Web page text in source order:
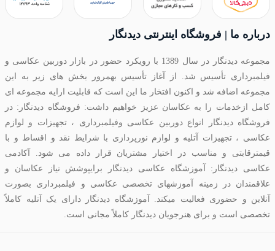
درباره ما | فروشگاه اینترنتی دیدنگار
مجموعه دیدنگار در سال 1389 با رویکرد حضور در بازار دوربین عکاسی و
فیلمبرداری تأسیس شد. از آغاز تأسیس بهمرور بخش های زیر به این
مجموعه اضافه شد و اکنون افتخار ما این است که قابلیت ارایه مجموعه ای
کامل ازخدمات را به عکاسان عزیز خواهیم داشت: فروشگاه دیدنگار: در
فروشگاه دیدنگار انواع دوربین عکاسی وفیلمبرداری ، تجهیزات و لوازم
عکاسی ، تجهیزات آتلیه و لوازم نورپردازی با شرایط نقد و اقساط و با
قیمترقابتی و مناسب در اختیار مشتریان قرار داده می شود. آکادمی
عکاسی دیدنگار: آموزشگاه عکاسی دیدنگار برایپوشش نیاز عکاسان و
علاقمندان در زمینه آموزشهای تخصصی عکاسی و فیلمبرداری بصورت
آنلاین و حضوری فعالیت میکند. آموزشگاه دیدنگار دارای یک آتلیه کاملاً
تخصصی است و برای هنرجویان دیدنگار کاملاً مجانی است.